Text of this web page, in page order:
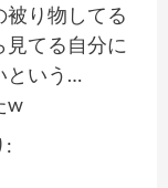
被り物してる
てる自分に
という…
w
: